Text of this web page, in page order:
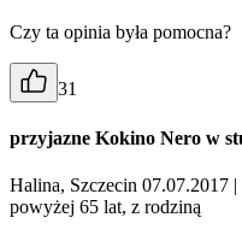
Czy ta opinia była pomocna?
31
przyjazne Kokino Nero w
Halina, Szczecin 07.07.2017
powyżej 65 lat, z rodziną